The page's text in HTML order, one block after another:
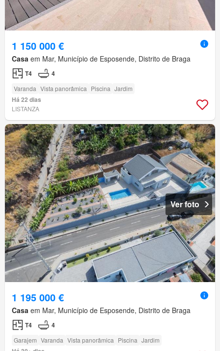
1 150 000 €
Casa em Mar, Município de Esposende, Distrito de Braga
T4 4
Varanda Vista panorâmica Piscina Jardim
Há 22 dias
LISTANZA
Ver foto
1 195 000 €
Casa em Mar, Município de Esposende, Distrito de Braga
T4 4
Garajem Varanda Vista panorâmica Piscina Jardim